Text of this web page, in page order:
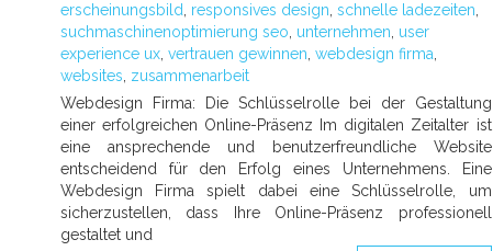
erscheinungsbild
responsives design schnelle ladezeiten
suchmaschinenoptimierung seo unternehmen user
experience ux, vertrauen gewinnen webdesign firma
websites zusammenarbeit
Webdesign Firma: Die Schlüsselrolle bei der Gestaltung
einer erfolgreichen Online-Präsenz Im digitalen Zeitalter ist
eine ansprechende und benutzerfreundliche Website
entscheidend für den Erfolg eines Unternehmens. Eine
Webdesign Firma spielt dabei eine Schlüsselrolle, um
sicherzustellen, dass Ihre Online-Präsenz professionell
gestaltet und